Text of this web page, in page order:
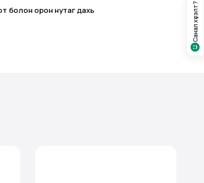
Санал хүсэлт?
болон орон нутаг дахь